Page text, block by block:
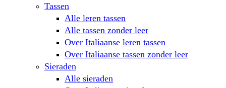
Tassen
Alle leren tassen
Alle tassen zonder leer
Over Italiaanse leren tassen
Over Italiaanse tassen zonder leer
Sieraden
Alle sieraden